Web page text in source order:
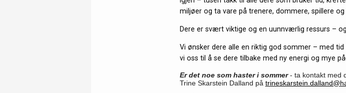
miljøer og ta vare på trenere, dommere, spillere og
Dere er svært viktige og en uunnværlig ressurs –
Vi ønsker dere alle en riktig god sommer – med
vi oss til å se dere tilbake med ny energi og mye
Er det noe som haster i sommer- ta kontakt med
Trine Skarstein Dalland på